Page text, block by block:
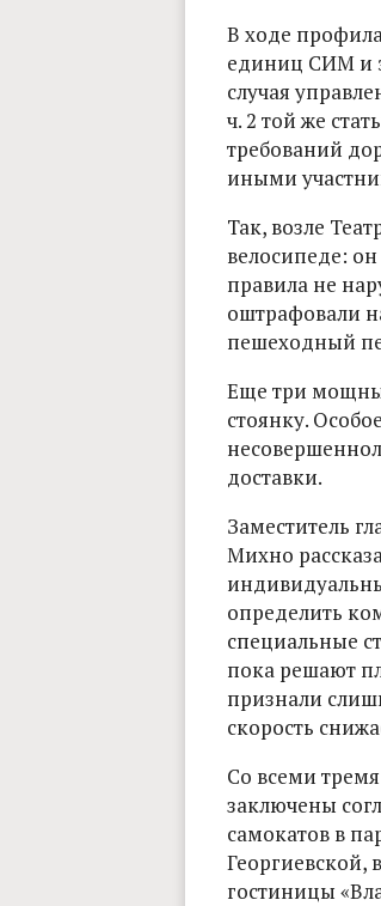
В ходе
единиц СИМ и
случая
ч. 2 той же
требований
иными
Так, возле
велосипеде:
правила не
оштрафовали
пешеходный
Еще три
стоянку.
доставки.
Заместитель
Михно
определить
специальные
пока решают
признали
скорость
Со всеми
заключены
самокатов в
Георгиевской,
гостиницы